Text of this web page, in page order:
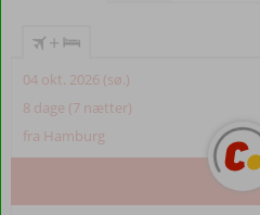
+
04 okt. 2026 (sø.)
8 dage (7 nætter)
fra Hamburg